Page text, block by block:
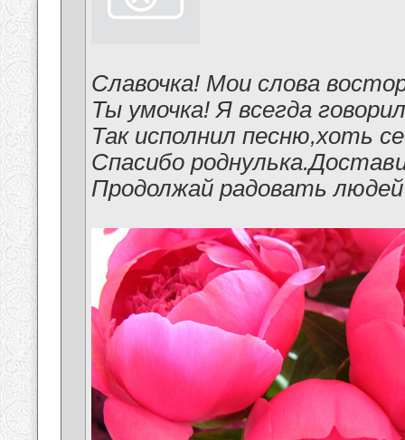
Славочка! Мои слова
Ты умочка! Я всегда
Так исполнил песню,хоть
Спасибо
Продолжай радовать